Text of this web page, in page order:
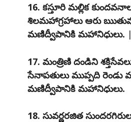
16. కస్తూరి మల్లిక
శిలమహాగ్రహాలు ఆరు
మణిద్వీపానికి మహానిధులు.
17. మంత్రిణి దండిని
సేనాపతులు ముప్పది రెండు
మణిద్వీపానికి మహానిధులు.
18. సువర్ణరజిత